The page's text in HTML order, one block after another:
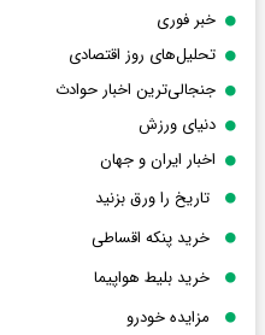
خبر فوری
تحلیل‌های روز اقتصادی
جنجالی‌ترین اخبار حوادث
دنیای ورزش
اخبار ایران و جهان
تاریخ را ورق بزنید
خرید پنکه اقساطی
خرید بلیط هواپیما
مزایده خودرو